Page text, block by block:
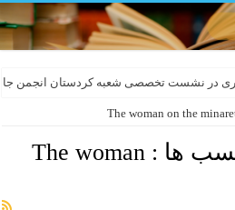
در نشست تخصصی شعبه کردستان انجمن
ها :The woman